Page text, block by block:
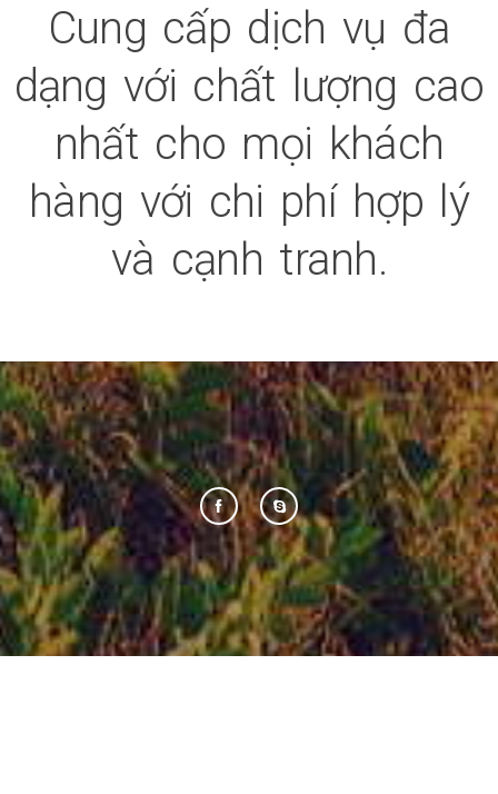
Cung cấp dịch vụ đa
dạng với chất lượng cao
nhất cho mọi khách
hàng với chi phí hợp lý
và cạnh tranh.